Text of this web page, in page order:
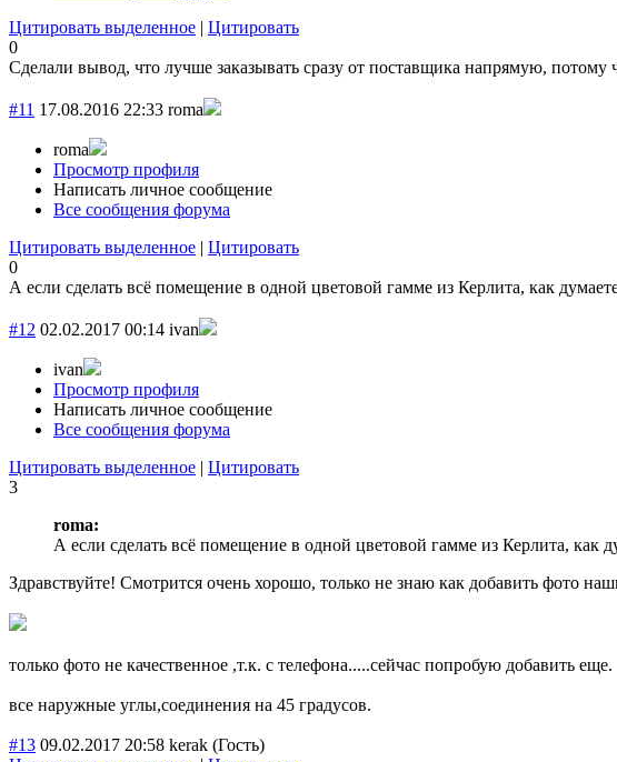
Цитировать выделенное | Цитировать
0
Сделали вывод, что лучше заказывать сразу от поставщика напрямую, потому
#11 17.08.2016 22:33 roma
roma
Просмотр профиля
Написать личное сообщение
Все сообщения форума
Цитировать выделенное | Цитировать
0
А если сделать всё помещение в одной цветовой гамме из Керлита, как думаете
#12 02.02.2017 00:14 ivan
ivan
Просмотр профиля
Написать личное сообщение
Все сообщения форума
Цитировать выделенное | Цитировать
3
roma:
А если сделать всё помещение в одной цветовой гамме из Керлита, как
Здравствуйте! Смотрится очень хорошо, только не знаю как добавить фото
только фото не качественное ,т.к. с телефона.....сейчас попробую добавить еще.
все наружные углы,соединения на 45 градусов.
#13 09.02.2017 20:58 kerak (Гость)